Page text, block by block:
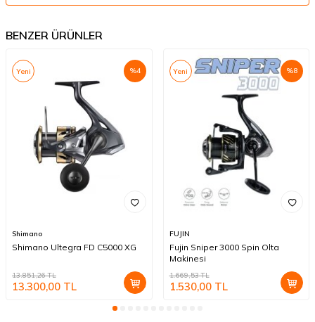
BENZER ÜRÜNLER
%4
Yeni
Shimano
Shimano Ultegra FD C5000 XG
13.851,26TL
13.300,00 TL
%8
Yeni
FUJIN
Fujin Sniper 3000 Spin Olta
Makinesi
1.669,53TL
1.530,00TL